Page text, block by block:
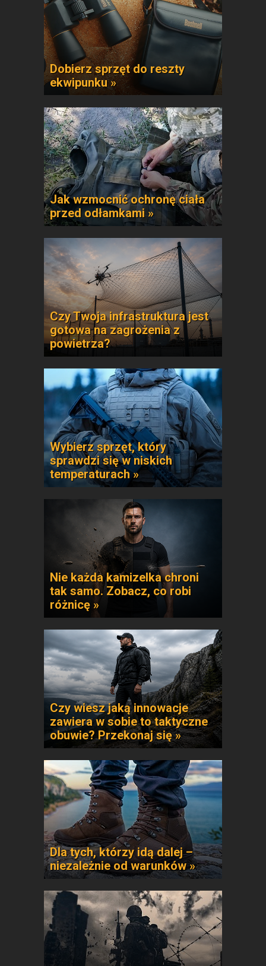
Dobierz sprzęt do reszty
ekwipunku »
Jak wzmocnić ochronę ciała
przed odłamkami »
Czy Twoja infrastruktura jest
gotowa na zagrożenia z
powietrza?
Wybierz sprzęt, który
sprawdzi się w niskich
temperaturach »
Nie każda kamizelka chroni
tak samo. Zobacz, co robi
różnicę »
Czy wiesz jaką innowacje
zawiera w sobie to taktyczne
obuwie? Przekonaj się »
Dla tych, którzy idą dalej –
niezależnie od warunków »